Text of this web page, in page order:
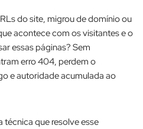
do site, migrou de domínio ou
acontece com os visitantes e o
essas páginas? Sem
erro 404, perdem o
e autoridade acumulada ao
técnica que resolve esse